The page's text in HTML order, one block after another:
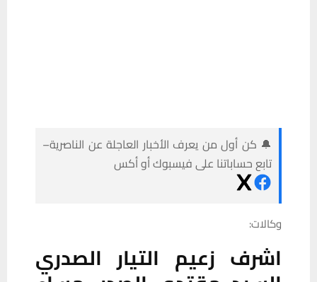
اشرف
السيد مقتدى الصدر، مساء
الأحد،علىالتبرعاتالى
غزة.
وسبق أن حدد مكتب الصدر ثلاث محافظات لتسلم التبرعات
وهي بغداد والنجف والبصرة.